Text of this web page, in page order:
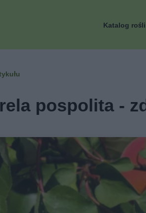
Katalog
pospolita -